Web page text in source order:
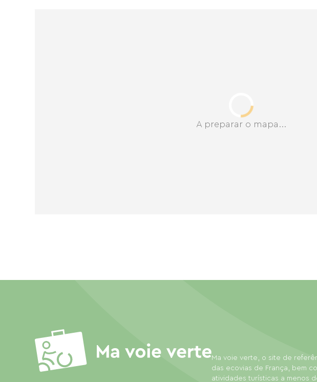
A preparar o mapa...
Ma voie verte, o site de
das ecovias de França, bem
atividades turísticas a menos